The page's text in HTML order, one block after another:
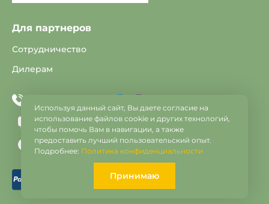
Для партнеров
Сотрудничество
Дилерам
Telegram
Viber
info@vse-dveri.by
c 9:00 до 21:00
Используя данный сайт, Вы даете согласие на
использование файлов cookie и других технологий,
чтобы помочь Вам в навигации, а также
предоставить лучший пользовательский опыт.
Подробнее: Политика конфиденциальности
Принимаю